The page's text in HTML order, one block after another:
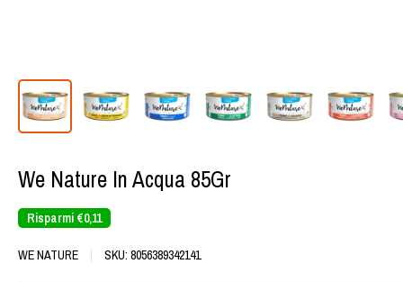
We Nature In Acqua 85Gr
Risparmi €0,11
WE NATURE SKU: 8056389342141